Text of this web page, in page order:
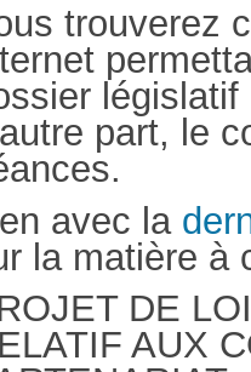
trouverez
part, le
avec la
la matière à
DE LOI
AUX